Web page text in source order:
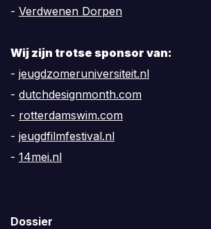
- Verdwenen Dorpen
Wij zijn trotse sponsor van:
- jeugdzomeruniversiteit.nl
- dutchdesignmonth.com
- rotterdamswim.com
- jeugdfilmfestival.nl
- 14mei.nl
Dossier